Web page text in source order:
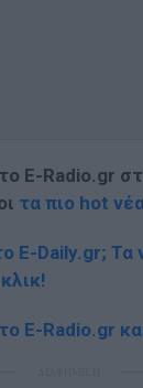
E-Radio.gr
τα πιο hot
E-Daily.gr; Τα
E-Radio.gr